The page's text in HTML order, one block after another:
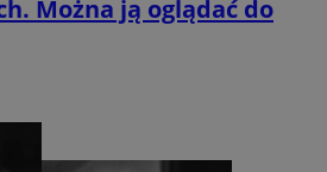
Można ją oglądać do